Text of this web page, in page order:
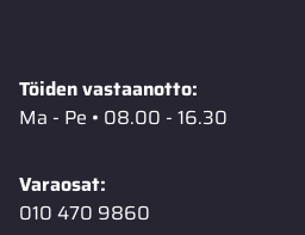
Töiden vastaanotto:
Ma - Pe • 08.00 - 16.30
Varaosat:
010 470 9860